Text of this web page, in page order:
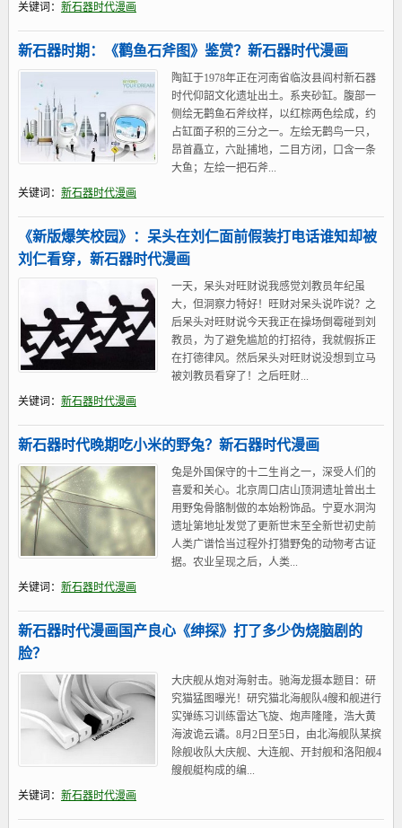
关键词： 新石器时代漫画
新石器时期：《鹳鱼石斧图》鉴赏？新石器时代漫画
陶缸于1978年正在河南省临汝县阎村新石器
时代仰韶文化遗址出土。系夹砂缸。腹部一
侧绘无鹳鱼石斧纹样，以红棕两色绘成，约
占缸面子积的三分之一。左绘无鹳鸟一只，
昂首矗立，六趾捕地，二目方闭，口含一条
大鱼；左绘一把石斧...
关键词： 新石器时代漫画
《新版爆笑校园》：呆头在刘仁面前假装打电话谁知却被
刘仁看穿，新石器时代漫画
一天，呆头对旺财说我感觉刘教员年纪虽
大，但洞察力特好！旺财对呆头说咋说？之
后呆头对旺财说今天我正在操场倒霉碰到刘
教员，为了避免尴尬的打招待，我就假拆正
在打德律风。然后呆头对旺财说没想到立马
被刘教员看穿了！之后旺财...
关键词： 新石器时代漫画
新石器时代晚期吃小米的野兔？新石器时代漫画
兔是外国保守的十二生肖之一，深受人们的
喜爱和关心。北京周口店山顶洞遗址曾出土
用野兔骨骼制做的本始粉饰品。宁夏水洞沟
遗址第地址发觉了更新世末至全新世初史前
人类广谱恰当过程外打猎野兔的动物考古证
据。农业呈现之后，人类...
关键词： 新石器时代漫画
新石器时代漫画国产良心《绅探》打了多少伪烧脑剧的
脸？
大庆舰从炮对海射击。驰海龙摄本题目：研
究猫猛图曝光！研究猫北海舰队4艘和舰进行
实弹练习训练雷达飞旋、炮声隆隆，浩大黄
海波诡云谲。8月2日至5日，由北海舰队某摈
除舰收队大庆舰、大连舰、开封舰和洛阳舰4
艘舰艇构成的编...
关键词： 新石器时代漫画